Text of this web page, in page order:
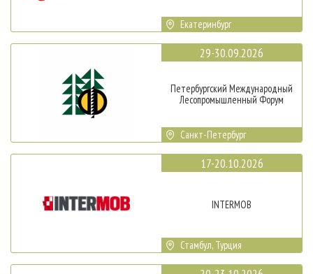
Екатеринбург
29-30.09.2026
Петербургский Международный
Лесопромышленный Форум
Санкт-Петербург
17-20.10.2026
INTERMOB
Стамбул, Турция